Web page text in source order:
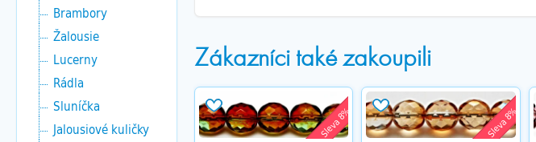
Brambory
Žalousie
Lucerny
Rádla
Sluníčka
Jalousiové kuličky
Zákazníci také zakoupili
Sleva 8% Sleva 8%